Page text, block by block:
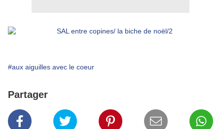
#aux aiguilles avec le coeur
Partager